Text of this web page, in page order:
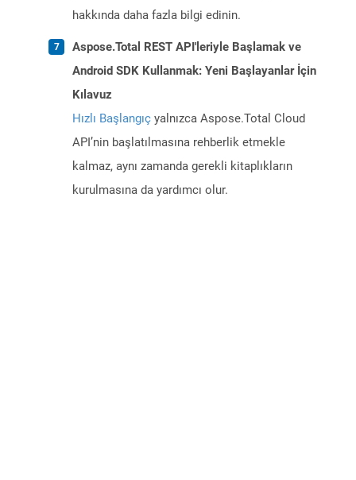
hakkında daha fazla bilgi edinin.
Aspose.Total REST API'leriyle Başlamak ve
Android SDK Kullanmak: Yeni Başlayanlar İçin
Kılavuz
Hızlı Başlangıç yalnızca Aspose.Total Cloud
API’nin başlatılmasına rehberlik etmekle
kalmaz, aynı zamanda gerekli kitaplıkların
kurulmasına da yardımcı olur.